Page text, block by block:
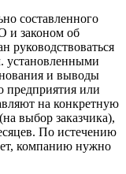
составленного
и законом об
руководствоваться
установленными
и выводы
предприятия или
на конкретную
выбор заказчика),
По истечению
компанию нужно